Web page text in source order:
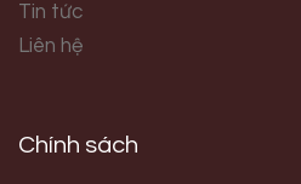
Tin tức
Liên hệ
Chính sách